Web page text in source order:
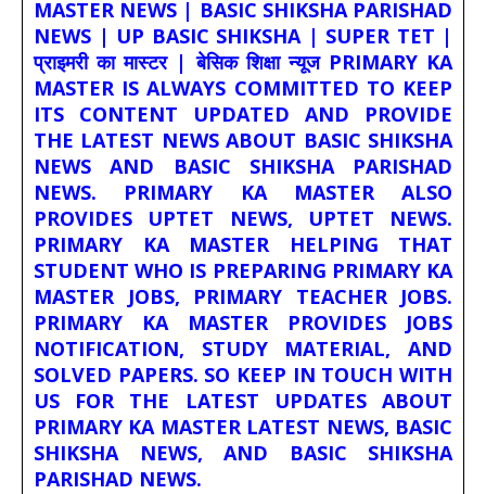
MASTER NEWS | BASIC SHIKSHA PARISHAD
NEWS | UP BASIC SHIKSHA | SUPER TET |
प्राइमरी का मास्टर | बेसिक शिक्षा न्यूज PRIMARY KA
MASTER IS ALWAYS COMMITTED TO KEEP
ITS CONTENT UPDATED AND PROVIDE
THE LATEST NEWS ABOUT BASIC SHIKSHA
NEWS AND BASIC SHIKSHA PARISHAD
NEWS. PRIMARY KA MASTER ALSO
PROVIDES UPTET NEWS, UPTET NEWS.
PRIMARY KA MASTER HELPING THAT
STUDENT WHO IS PREPARING PRIMARY KA
MASTER JOBS, PRIMARY TEACHER JOBS.
PRIMARY KA MASTER PROVIDES JOBS
NOTIFICATION, STUDY MATERIAL, AND
SOLVED PAPERS. SO KEEP IN TOUCH WITH
US FOR THE LATEST UPDATES ABOUT
PRIMARY KA MASTER LATEST NEWS, BASIC
SHIKSHA NEWS, AND BASIC SHIKSHA
PARISHAD NEWS.